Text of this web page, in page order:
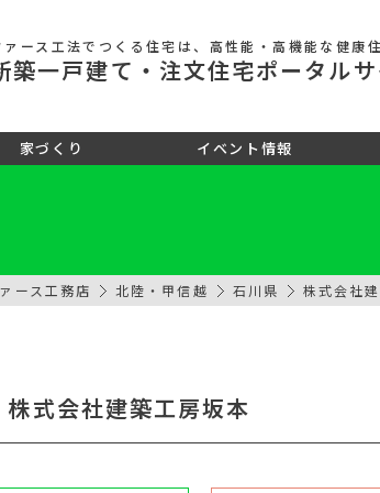
ァース工法でつくる住宅 は、高性能・高機能な健康
築一戸建て ・注文住宅ポータル
家づくり イベント情報
ース工務店 北陸・甲信越 石川県 株式会社
株式会社建築工房坂本